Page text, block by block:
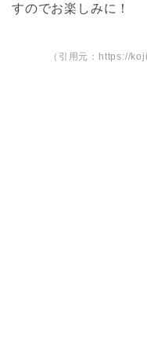
すのでお楽しみに！
（引用元：https://